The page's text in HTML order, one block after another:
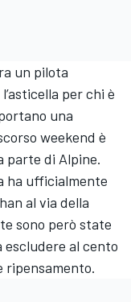
un pilota
per chi è
una
weekend è
parte di Alpine.
ha ufficialmente
al via della
sono però state
escludere al cento
ripensamento.